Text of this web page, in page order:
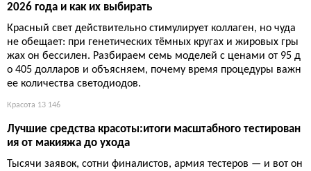
2026 года и как их выбирать
Красный свет действительно стимулирует коллаген, но чуда
не обещает: при генетических тёмных кругах и жировых гры
жах он бессилен. Разбираем семь моделей с ценами от 95 д
о 405 долларов и объясняем, почему время процедуры важн
ее количества светодиодов.
Красота 13 146
Лучшие средства красоты:итоги масштабного тестирован
ия от макияжа до ухода
Тысячи заявок, сотни финалистов, армия тестеров — и вот он